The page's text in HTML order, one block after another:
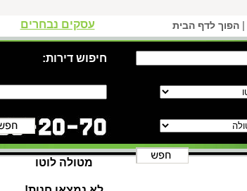
| הפוך לדף הבית עסקים נבחרים
חיפוש דירות:
מטולה לוטו